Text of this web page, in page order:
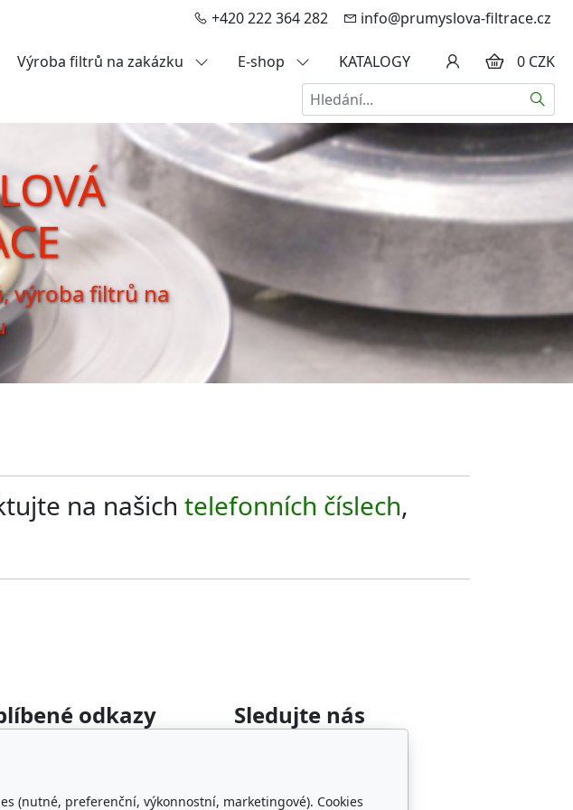
+420 222 364 282 info@prumyslova-filtrace.cz
Výroba filtrů na zakázku E-shop KATALOGY
0 CZK
Hledat
výroba filtrů na
na našich telefonních číslech,
odkazy
FILTRY.CZ
Sledujte nás
(nutné, preferenční, výkonnostní, marketingové). Cookies